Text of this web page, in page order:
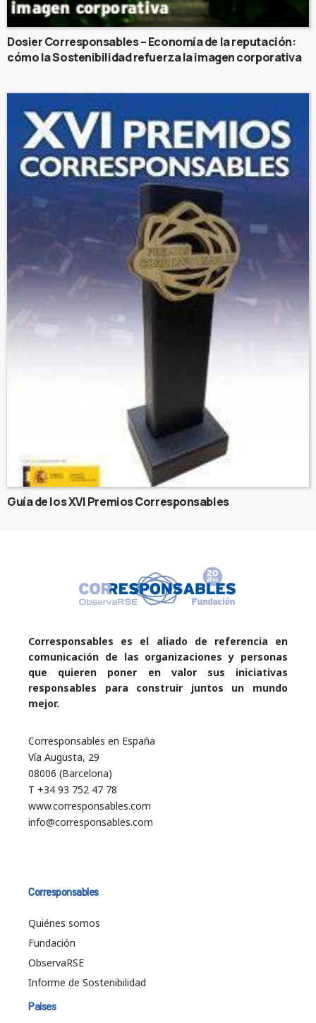
Dosier Corresponsables – Economía de la reputación:
cómo la Sostenibilidad refuerza la imagen corporativa
Guía de los XVI Premios Corresponsables
Corresponsables es el aliado de referencia en
comunicación de las organizaciones y personas
que quieren poner en valor sus iniciativas
responsables para construir juntos un mundo
mejor.
Corresponsables en España
Vía Augusta, 29
08006 (Barcelona)
T +34 93 752 47 78
www.corresponsables.com
info@corresponsables.com
Corresponsables
Quiénes somos
Fundación
ObservaRSE
Informe de Sostenibilidad
Países